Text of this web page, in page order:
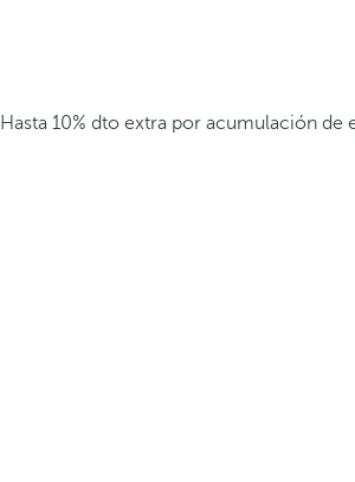
Hasta 10% dto extra por acumulación de